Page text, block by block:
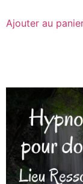
Ajouter au